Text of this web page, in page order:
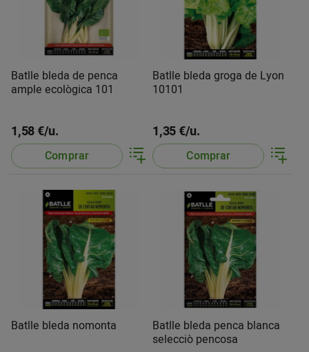
Batlle bleda de penca
ample ecològica 101
1,58 €/u.
Comprar
Batlle bleda groga de Lyon
10101
1,35 €/u.
Comprar
Batlle bleda nomonta
Batlle bleda penca blanca
selecciò pencosa